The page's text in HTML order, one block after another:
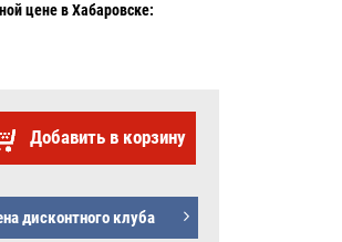
цене в Хабаровске:
Добавить в корзину
дисконтного клуба